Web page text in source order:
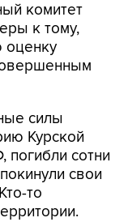
комитет
к тому,
оценку
силы
Курской
погибли сотни
свои
то